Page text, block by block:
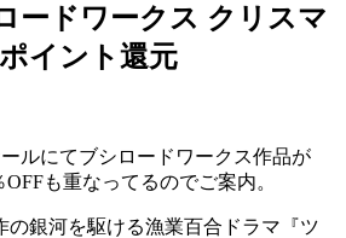
ードワークス クリスマ
イント還元
ルにてブシロードワークス作品が
も重なってるのでご案内。
の銀河を駆ける漁業百合ドラマ『ツ